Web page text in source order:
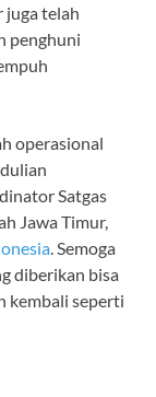
juga telah
penghuni
operasional
Satgas
Jawa Timur,
. Semoga
diberikan bisa
kembali seperti